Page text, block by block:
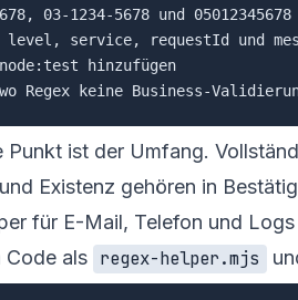
03-1234-5678 und
level, service, requestId und
hinzufügen
Punkt ist der Umfang.
Existenz gehören in
für E-Mail, Telefon und Logs
Code als regex-helper.mjs